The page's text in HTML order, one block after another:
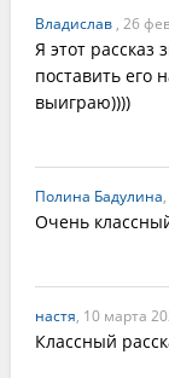
Владислав , 26
Я этот рассказ
поставить его
выиграю))))
Полина Бадулина
Очень
настя, 10 марта
Классный